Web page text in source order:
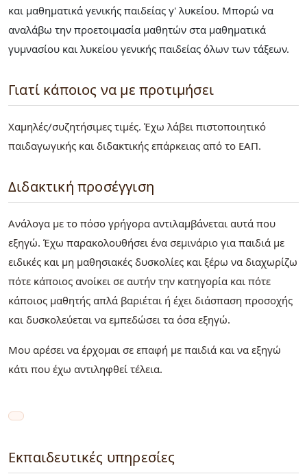
και μαθηματικά γενικής παιδείας γ' λυκείου. Μπορώ να
αναλάβω την προετοιμασία μαθητών στα μαθηματικά
γυμνασίου και λυκείου γενικής παιδείας όλων των τάξεων.
Γιατί κάποιος να με προτιμήσει
Χαμηλές/συζητήσιμες τιμές. Έχω λάβει πιστοποιητικό
παιδαγωγικής και διδακτικής επάρκειας από το ΕΑΠ.
Διδακτική προσέγγιση
Ανάλογα με το πόσο γρήγορα αντιλαμβάνεται αυτά που
εξηγώ. Έχω παρακολουθήσει ένα σεμινάριο για παιδιά με
ειδικές και μη μαθησιακές δυσκολίες και ξέρω να διαχωρίζω
πότε κάποιος ανοίκει σε αυτήν την κατηγορία και πότε
κάποιος μαθητής απλά βαριέται ή έχει διάσπαση προσοχής
και δυσκολεύεται να εμπεδώσει τα όσα εξηγώ.
Μου αρέσει να έρχομαι σε επαφή με παιδιά και να εξηγώ
κάτι που έχω αντιληφθεί τέλεια.
Εκπαιδευτικές υπηρεσίες